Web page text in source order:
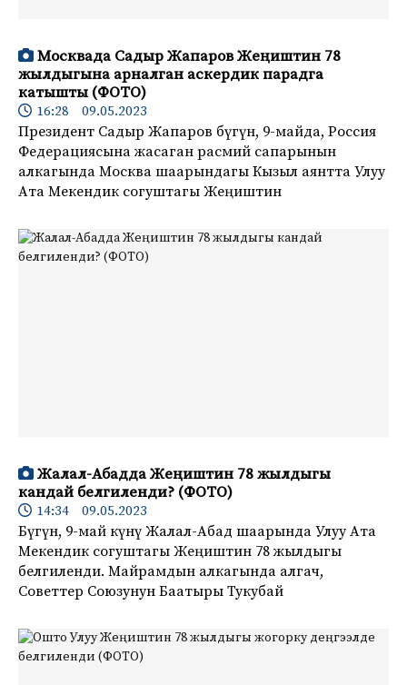
Москвада Садыр Жапаров Жеңиштин 78
жылдыгына арналган аскердик парадга
катышты (ФОТО)
16:28 09.05.2023
Президент Садыр Жапаров бүгүн, 9-майда, Россия
Федерациясына жасаган расмий сапарынын
алкагында Москва шаарындагы Кызыл аянтта Улуу
Ата Мекендик согуштагы Жеңиштин
Жалал-Абадда Жеңиштин 78 жылдыгы
кандай белгиленди? (ФОТО)
14:34 09.05.2023
Бүгүн, 9-май күнү Жалал-Абад шаарында Улуу Ата
Мекендик согуштагы Жеңиштин 78 жылдыгы
белгиленди. Майрамдын алкагында алгач,
Советтер Союзунун Баатыры Тукубай